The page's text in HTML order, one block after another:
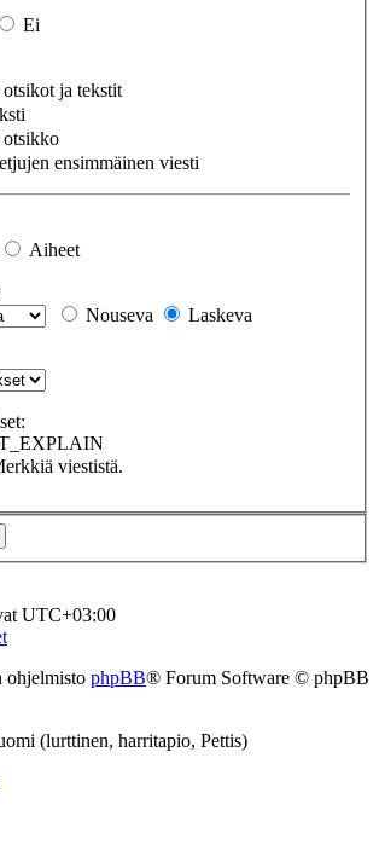
Ei
ja tekstit
ensimmäinen viesti
Aiheet
Nouseva
Laskeva
viestistä.
UTC+03:00
ohjelmisto phpBB® Forum Software © phpBB
(lurttinen, harritapio, Pettis)